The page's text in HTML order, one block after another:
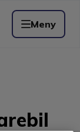
Meny